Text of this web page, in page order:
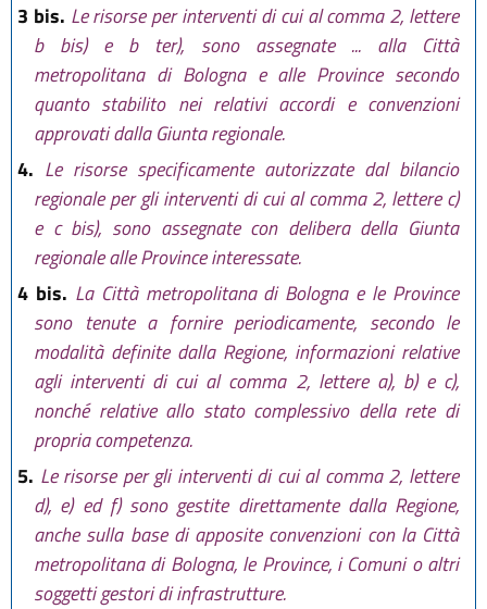
3 bis. Le risorse per interventi di cui al comma 2, lettere
b bis) e b ter), sono assegnate ... alla Città
metropolitana di Bologna e alle Province secondo
quanto stabilito nei relativi accordi e convenzioni
approvati dalla Giunta regionale.
4. Le risorse specificamente autorizzate dal bilancio
regionale per gli interventi di cui al comma 2, lettere c)
e c bis), sono assegnate con delibera della Giunta
regionale alle Province interessate.
4 bis. La Città metropolitana di Bologna e le Province
sono tenute a fornire periodicamente, secondo le
modalità definite dalla Regione, informazioni relative
agli interventi di cui al comma 2, lettere a), b) e c),
nonché relative allo stato complessivo della rete di
propria competenza.
5. Le risorse per gli interventi di cui al comma 2, lettere
d), e) ed f) sono gestite direttamente dalla Regione,
anche sulla base di apposite convenzioni con la Città
metropolitana di Bologna, le Province, i Comuni o altri
soggetti gestori di infrastrutture.